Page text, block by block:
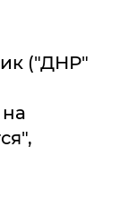
("ДНР"